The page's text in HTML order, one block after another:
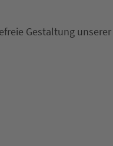
Gestaltung